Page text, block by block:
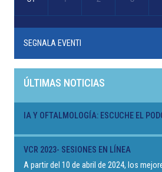
SEGNALA EVENTI
ÚLTIMAS NOTICIAS
IA Y OFTALMOLOGÍA: ESCUCHE EL
VCR 2023- SESIONES EN LÍNEA
A partir del 10 de abril de 2024, los